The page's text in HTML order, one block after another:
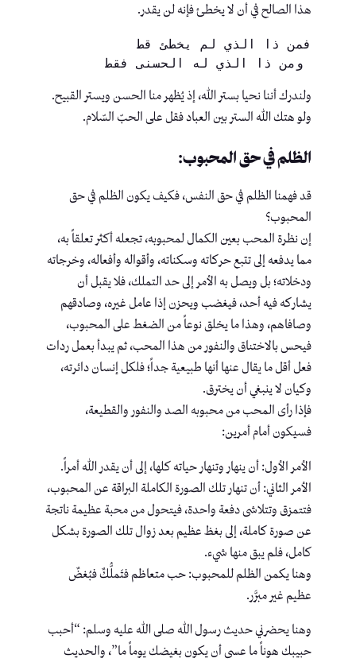
هذا الصالح في أن لا يخطئ فإنه لن يقدر.
فمن ذا الذي لم يخطئ قط
‏ ومن ذا الذي له الحسنى فقط
ولندرك أننا نحيا بستر الله، إذ يُظهر منا الحسن ويستر القبيح.
ولو هتك الله الستر بين العباد فقل على الحبّ السّلام.
الظلم في حق المحبوب:
قد فهمنا الظلم في حق النفس، فكيف يكون الظلم في حق
المحبوب؟
‏إن نظرة المحب بعين الكمال لمحبوبه، تجعله أكثر تعلقاً به،
مما يدفعه إلى تتبع حركاته وسكناته، وأقواله وأفعاله، وخرجاته
ودخلاته؛ بل ويصل به الأمر إلى حد التملك، فلا يقبل أن
يشاركه فيه أحد، فيغضب ويحزن إذا عامل غيره، وصادقهم
وصافاهم، وهذا ما يخلق نوعاً من الضغط على المحبوب،
فيحس بالاختناق والنفور من هذا المحب، ثم يبدأ بعمل ردات
فعل أقل ما يقال عنها أنها طبيعية جداً؛ فلكل إنسان دائرته،
وكيان لا ينبغي أن يخترق.
فإذا رأى المحب من محبوبه الصد والنفور والقطيعة،
فسيكون أمام أمرين:
الأمر الأول: أن ينهار وتنهار حياته كلها، إلى أن يقدر الله أمراً.
الأمر الثاني: أن تنهار تلك الصورة الكاملة البراقة عن المحبوب،
فتتمزق وتتلاشى دفعة واحدة، فيتحول من محبة عظيمة ناتجة
عن صورة كاملة، إلى بغظ عظيم بعد زوال تلك الصورة بشكل
كامل، فلم يبق منها شيء.
وهنا يكمن الظلم للمحبوب: حب متعاظم فتَملُّكٌ فبُغضٌ
عظيم غير مبرَّر.
وهنا يحضرني حديث رسول الله صلى الله عليه وسلم: “أحبب
حبيبك هوناً ما عسى أن يكون بغيضك يوماً ما”، والحديث